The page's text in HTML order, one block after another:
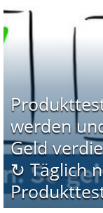
werden
Geld
↻ Täglich